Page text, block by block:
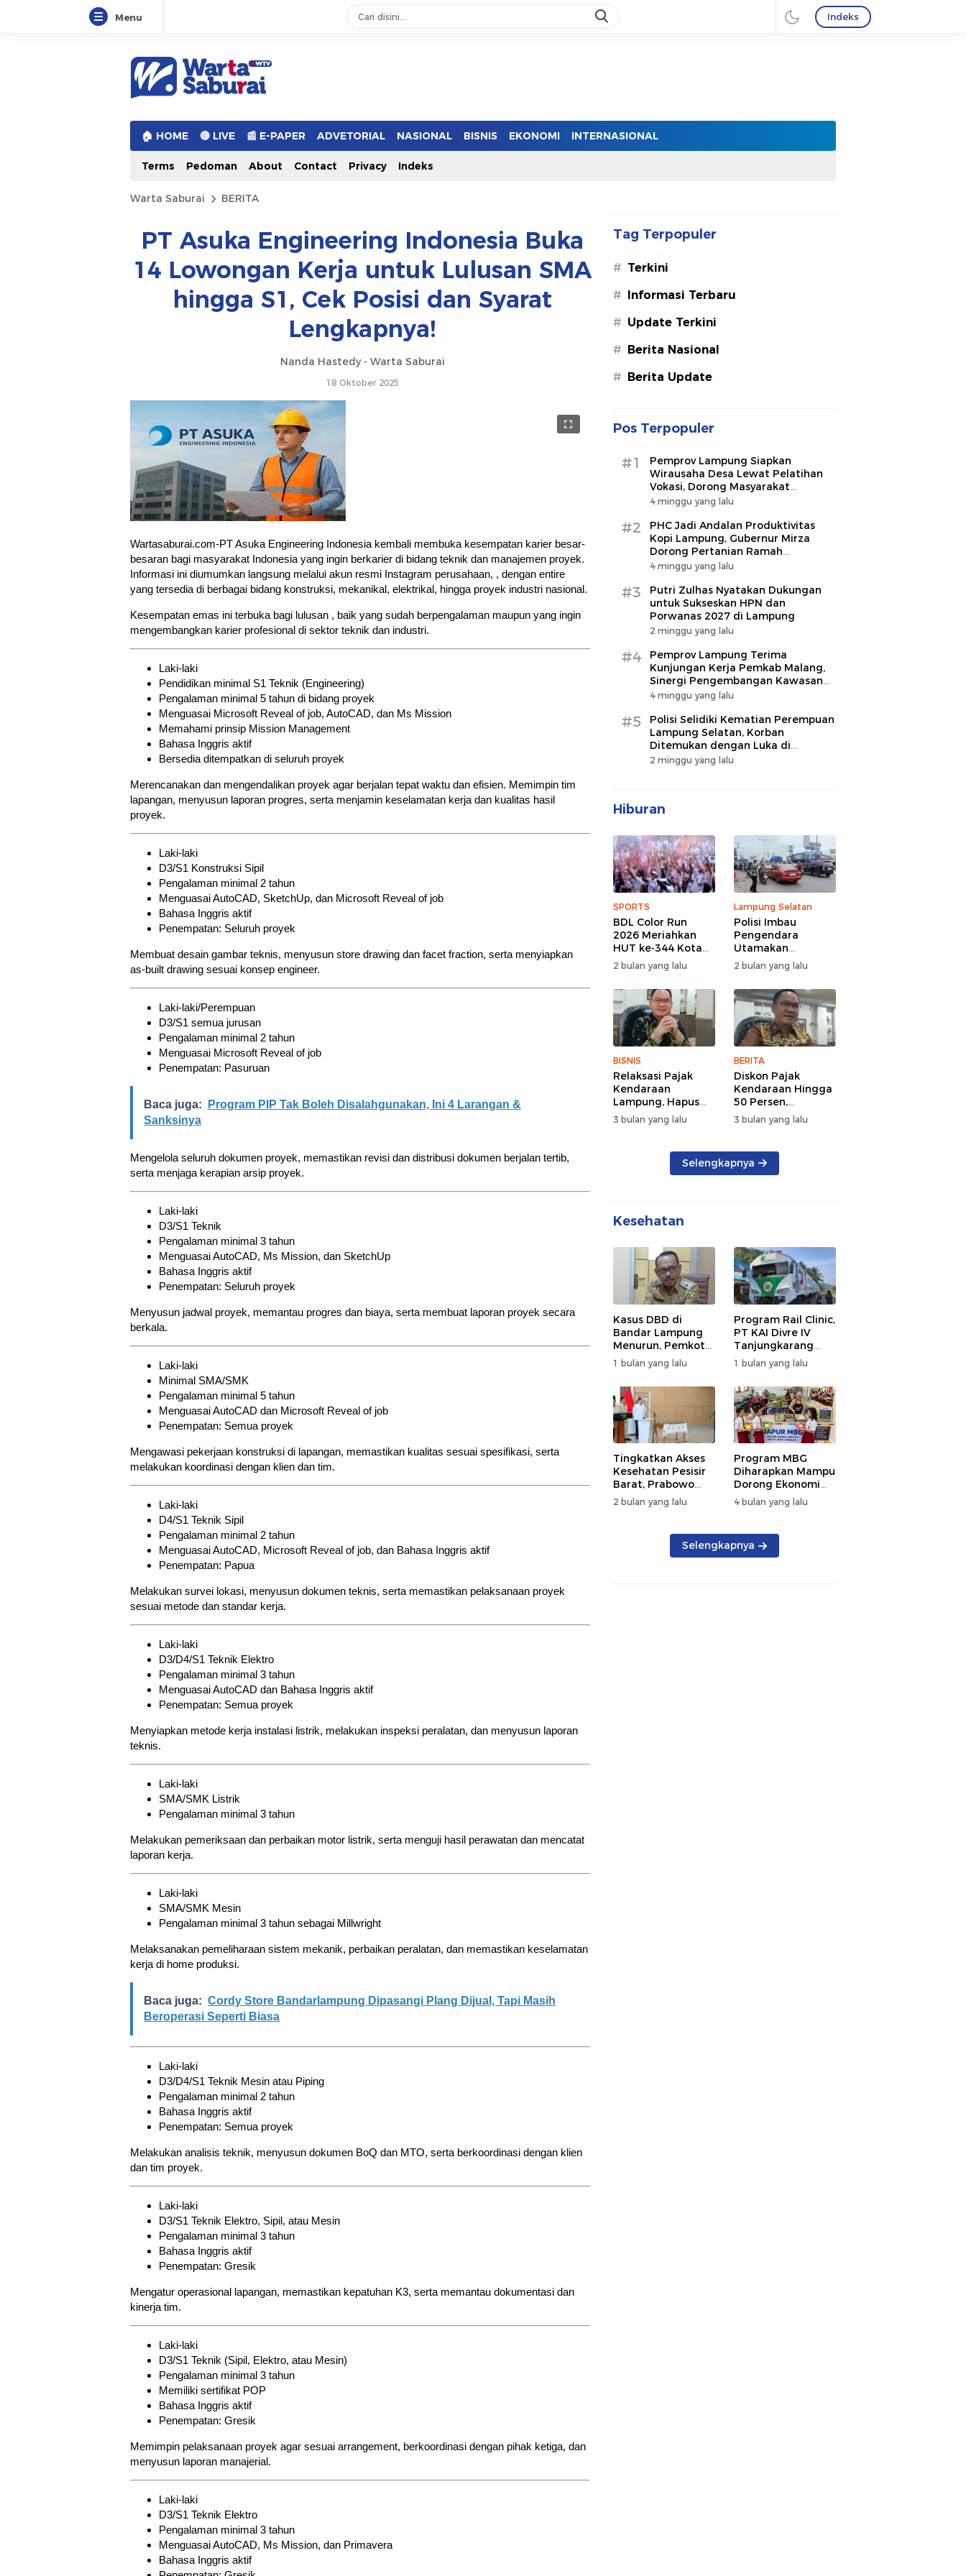
Menu Indeks
Warta Saburai
Sumber Informasi Terkini
🏠︎ HOME 🔴 LIVE 📰 E-PAPER ADVETORIAL NASIONAL BISNIS EKONOMI INTERNASIONAL
Terms Pedoman About Contact Privacy Indeks
Warta Saburai BERITA
PT Asuka Engineering Indonesia Buka
14 Lowongan Kerja untuk Lulusan SMA
hingga S1, Cek Posisi dan Syarat
Lengkapnya!
Nanda Hastedy - Warta Saburai
18 Oktober 2025
Wartasaburai.com-PT Asuka Engineering Indonesia kembali membuka kesempatan karier besar-
besaran bagi masyarakat Indonesia yang ingin berkarier di bidang teknik dan manajemen proyek.
Informasi ini diumumkan langsung melalui akun resmi Instagram perusahaan, , dengan entire
yang tersedia di berbagai bidang konstruksi, mekanikal, elektrikal, hingga proyek industri nasional.
Kesempatan emas ini terbuka bagi lulusan , baik yang sudah berpengalaman maupun yang ingin
mengembangkan karier profesional di sektor teknik dan industri.
Laki-laki
Pendidikan minimal S1 Teknik (Engineering)
Pengalaman minimal 5 tahun di bidang proyek
Menguasai Microsoft Reveal of job, AutoCAD, dan Ms Mission
Memahami prinsip Mission Management
Bahasa Inggris aktif
Bersedia ditempatkan di seluruh proyek
Merencanakan dan mengendalikan proyek agar berjalan tepat waktu dan efisien. Memimpin tim
lapangan, menyusun laporan progres, serta menjamin keselamatan kerja dan kualitas hasil
proyek.
Laki-laki
D3/S1 Konstruksi Sipil
Pengalaman minimal 2 tahun
Menguasai AutoCAD, SketchUp, dan Microsoft Reveal of job
Bahasa Inggris aktif
Penempatan: Seluruh proyek
Membuat desain gambar teknis, menyusun store drawing dan facet fraction, serta menyiapkan
as-built drawing sesuai konsep engineer.
Laki-laki/Perempuan
D3/S1 semua jurusan
Pengalaman minimal 2 tahun
Menguasai Microsoft Reveal of job
Penempatan: Pasuruan
Baca juga:
Program PIP Tak Boleh Disalahgunakan, Ini 4 Larangan &
Sanksinya
Mengelola seluruh dokumen proyek, memastikan revisi dan distribusi dokumen berjalan tertib,
serta menjaga kerapian arsip proyek.
Laki-laki
D3/S1 Teknik
Pengalaman minimal 3 tahun
Menguasai AutoCAD, Ms Mission, dan SketchUp
Bahasa Inggris aktif
Penempatan: Seluruh proyek
Menyusun jadwal proyek, memantau progres dan biaya, serta membuat laporan proyek secara
berkala.
Laki-laki
Minimal SMA/SMK
Pengalaman minimal 5 tahun
Menguasai AutoCAD dan Microsoft Reveal of job
Penempatan: Semua proyek
Mengawasi pekerjaan konstruksi di lapangan, memastikan kualitas sesuai spesifikasi, serta
melakukan koordinasi dengan klien dan tim.
Laki-laki
D4/S1 Teknik Sipil
Pengalaman minimal 2 tahun
Menguasai AutoCAD, Microsoft Reveal of job, dan Bahasa Inggris aktif
Penempatan: Papua
Melakukan survei lokasi, menyusun dokumen teknis, serta memastikan pelaksanaan proyek
sesuai metode dan standar kerja.
Laki-laki
D3/D4/S1 Teknik Elektro
Pengalaman minimal 3 tahun
Menguasai AutoCAD dan Bahasa Inggris aktif
Penempatan: Semua proyek
Menyiapkan metode kerja instalasi listrik, melakukan inspeksi peralatan, dan menyusun laporan
teknis.
Laki-laki
SMA/SMK Listrik
Pengalaman minimal 3 tahun
Melakukan pemeriksaan dan perbaikan motor listrik, serta menguji hasil perawatan dan mencatat
laporan kerja.
Laki-laki
SMA/SMK Mesin
Pengalaman minimal 3 tahun sebagai Millwright
Melaksanakan pemeliharaan sistem mekanik, perbaikan peralatan, dan memastikan keselamatan
kerja di home produksi.
Baca juga: Cordy Store Bandarlampung Dipasangi Plang Dijual, Tapi Masih
Beroperasi Seperti Biasa
Laki-laki
D3/D4/S1 Teknik Mesin atau Piping
Pengalaman minimal 2 tahun
Bahasa Inggris aktif
Penempatan: Semua proyek
Melakukan analisis teknik, menyusun dokumen BoQ dan MTO, serta berkoordinasi dengan klien
dan tim proyek.
Laki-laki
D3/S1 Teknik Elektro, Sipil, atau Mesin
Pengalaman minimal 3 tahun
Bahasa Inggris aktif
Penempatan: Gresik
Mengatur operasional lapangan, memastikan kepatuhan K3, serta memantau dokumentasi dan
kinerja tim.
Laki-laki
D3/S1 Teknik (Sipil, Elektro, atau Mesin)
Pengalaman minimal 3 tahun
Memiliki sertifikat POP
Bahasa Inggris aktif
Penempatan: Gresik
Memimpin pelaksanaan proyek agar sesuai arrangement, berkoordinasi dengan pihak ketiga, dan
menyusun laporan manajerial.
Laki-laki
D3/S1 Teknik Elektro
Pengalaman minimal 3 tahun
Menguasai AutoCAD, Ms Mission, dan Primavera
Bahasa Inggris aktif
Tag Terpopuler
# Terkini
# Informasi Terbaru
# Update Terkini
# Berita Nasional
# Berita Update
Pos Terpopuler
#1
Pemprov Lampung Siapkan
Wirausaha Desa Lewat Pelatihan
Vokasi, Dorong Masyarakat
Ciptakan Lapangan Kerja
4 minggu yang lalu
#2
PHC Jadi Andalan Produktivitas
Kopi Lampung, Gubernur Mirza
Dorong Pertanian Ramah
Lingkungan
4 minggu yang lalu
#3
Putri Zulhas Nyatakan Dukungan
untuk Sukseskan HPN dan
Porwanas 2027 di Lampung
2 minggu yang lalu
#4
Pemprov Lampung Terima
Kunjungan Kerja Pemkab Malang,
Sinergi Pengembangan Kawasan
Industri dan Investasi
4 minggu yang lalu
#5
Polisi Selidiki Kematian Perempuan
Lampung Selatan, Korban
Ditemukan dengan Luka di
Belakang Kepala
2 minggu yang lalu
Hiburan
SPORTS
BDL Color Run
2026 Meriahkan
HUT ke-344 Kota
Bandar Lampung,
Wujud Semangat
Sehat dan
Kebersamaan
2 bulan yang lalu
Lampung Selatan
Polisi Imbau
Pengendara
Utamakan
Keselamatan di
Tengah Kepadatan
Lalu Lintas Pagi
Hari
2 bulan yang lalu
BISNIS
Relaksasi Pajak
Kendaraan
Lampung, Hapus
Denda dan Beri
Diskon BBN
3 bulan yang lalu
BERITA
Diskon Pajak
Kendaraan Hingga
50 Persen,
Lampung Genjot
Mutasi Kendaraan
3 bulan yang lalu
Selengkapnya
Kesehatan
Kasus DBD di
Bandar Lampung
Menurun, Pemkot
Genjot PSN
Wujudkan Nol
Kematian
1 bulan yang lalu
Program Rail Clinic,
PT KAI Divre IV
Tanjungkarang
Beri Layanan
Kesehatan Gratis
250 Warga
1 bulan yang lalu
Tingkatkan Akses
Kesehatan Pesisir
Barat, Prabowo
Resmikan RSUD KH
Muhammad Thohir
2 bulan yang lalu
Program MBG
Diharapkan Mampu
Dorong Ekonomi
Daerah, DPRD
Lampung Tekankan
Produk Lokal
4 bulan yang lalu
Selengkapnya